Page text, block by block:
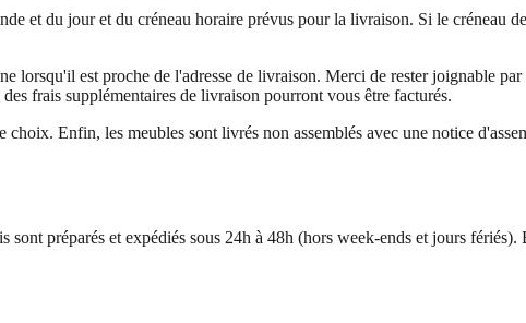
et du jour et du créneau horaire prévus pour la livraison. Si le créneau
lorsqu'il est proche de l'adresse de livraison. Merci de rester joignable
frais supplémentaires de livraison pourront vous être facturés.
Enfin, les meubles sont livrés non assemblés avec une notice
préparés et expédiés sous 24h à 48h (hors week-ends et jours